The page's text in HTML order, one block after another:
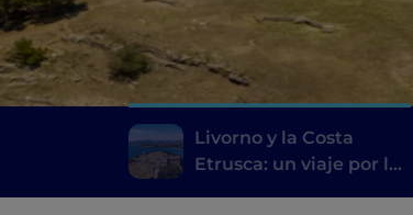
Livorno y la Costa
Etrusca: un viaje por la